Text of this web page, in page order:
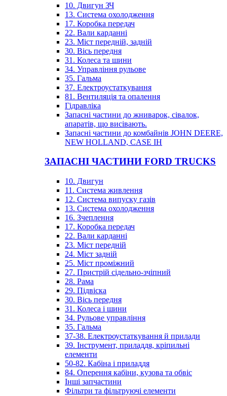
10. Двигун ЗЧ
13. Система охолодження
17. Коробка передач
22. Вали карданні
23. Міст передній, задній
30. Вісь передня
31. Колеса та шини
34. Управління рульове
35. Гальма
37. Електроустаткування
81. Вентиляція та опалення
Гідравліка
Запасні частини до жниварок, сівалок,
апаратів, що висівають.
Запасні частини до комбайнів JOHN DEERE,
NEW HOLLAND, CASE IH
ЗАПАСНІ ЧАСТИНИ FORD TRUCKS
10. Двигун
11. Система живлення
12. Система випуску газів
13. Система охолодження
16. Зчеплення
17. Коробка передач
22. Вали карданні
23. Міст передній
24. Міст задній
25. Міст проміжний
27. Пристрій сідельно-зчіпний
28. Рама
29. Підвіска
30. Вісь передня
31. Колеса і шини
34. Рульове управління
35. Гальма
37-38. Електроустаткування й прилади
39. Інструмент, приладдя, кріпильні
елементи
50-82. Кабіна і приладдя
84. Оперення кабіни, кузова та обвіс
Інші запчастини
Фільтри та фільтруючі елементи